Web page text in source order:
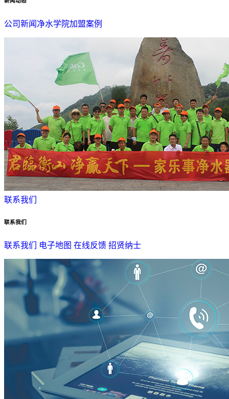
公司新闻 净水学院加盟案例
联系我们
联系我们
联系我们 电子地图 在线反馈 招贤纳士